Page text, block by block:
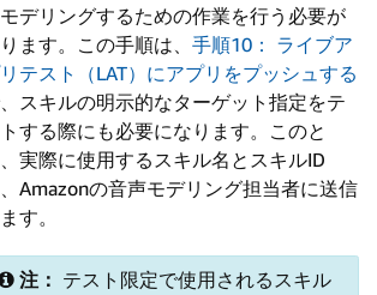
デリングするための作業を行う必要が
ます。この手順は、 手順10： ライブア
テスト（LAT）にアプリをプッシュする
スキルの明示的なターゲット指定をテ
する際にも必要になります。このと
実際に使用するスキル名とスキルID
Amazonの音声モデリング担当者に送信
す。
注： テスト限定で使用されるスキル